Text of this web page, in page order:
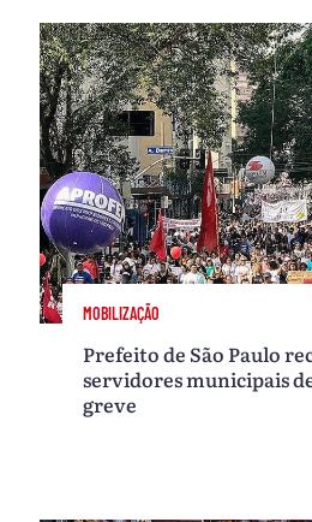
MOBILIZAÇÃO
Prefeito de São Paulo
servidores municipais
greve